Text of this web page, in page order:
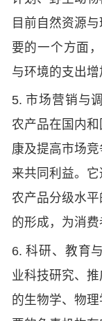
目前自然资源
要的一个方面
与环境的支出增
5. 市场营销与
农产品在国内
康及提高市场
来共同利益。
农产品分级水
的形成，为消费
6. 科研、教育
业科技研究、
的生物学、物